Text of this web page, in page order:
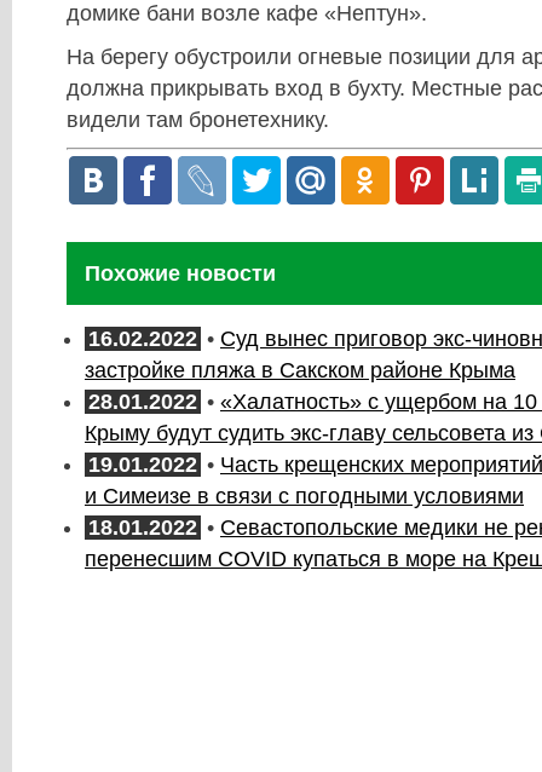
домике бани возле кафе «Нептун».
На берегу обустроили огневые позиции для
должна прикрывать вход в бухту. Местные
видели там бронетехнику.
Похожие новости
16.02.2022 • Суд вынес приговор экс-
застройке пляжа в Сакском районе Крыма
28.01.2022 • «Халатность» с ущербом на
Крыму будут судить экс-главу сельсовета
19.01.2022 • Часть крещенских
и Симеизе в связи с погодными условиями
18.01.2022 • Севастопольские медики не
перенесшим COVID купаться в море на